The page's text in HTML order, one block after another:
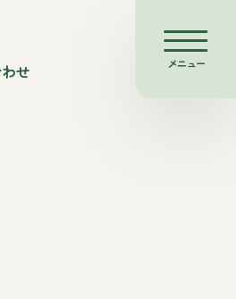
せ メニュー